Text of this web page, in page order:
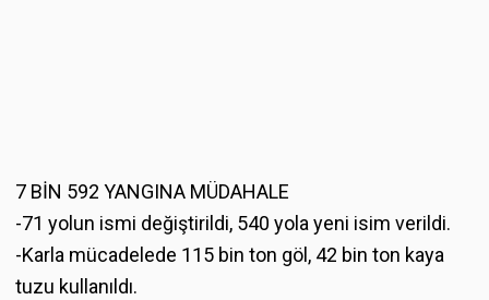
7 BİN 592 YANGINA MÜDAHALE
-71 yolun ismi değiştirildi, 540 yola yeni isim verildi.
-Karla mücadelede 115 bin ton göl, 42 bin ton kaya
tuzu kullanıldı.